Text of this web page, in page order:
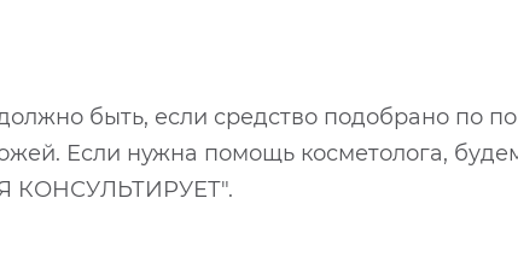
быть, если средство подобрано по
Если нужна помощь косметолога,
КОНСУЛЬТИРУЕТ".